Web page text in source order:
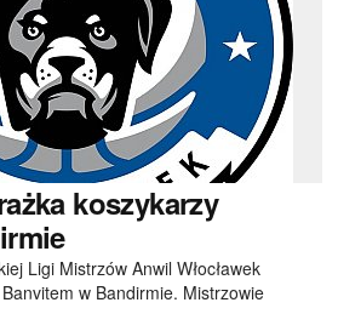
koszykarzy
Ligi Mistrzów Anwil Włocławek
w Bandirmie. Mistrzowie